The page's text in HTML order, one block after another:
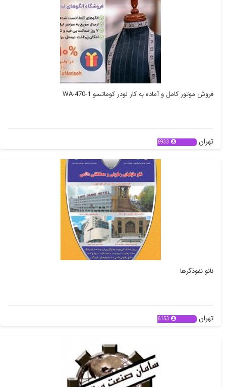
فروش موتور کامل و آماده به کار لودر کوماتسو WA-470-1
تهران 6933
نانو نفوذگرها
تهران 6153